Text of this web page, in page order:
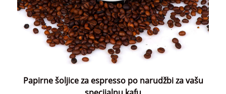
Papirne šoljice za espresso po narudžbi za vašu